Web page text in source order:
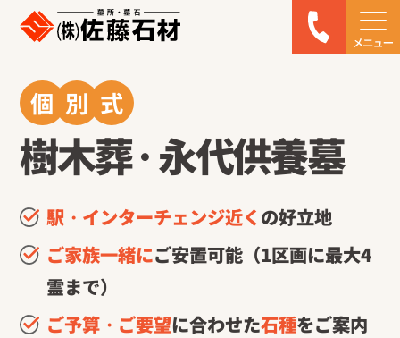
個 別 式
樹木葬・永代供養墓
駅・インターチェンジ近く の好立地
ご家族一緒にご安置可能（1区画に最大4
霊まで）
ご予算・ご要望に合わせた石種をご案内